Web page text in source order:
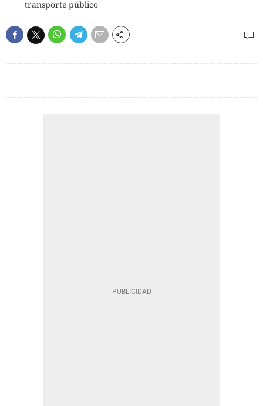
transporte público